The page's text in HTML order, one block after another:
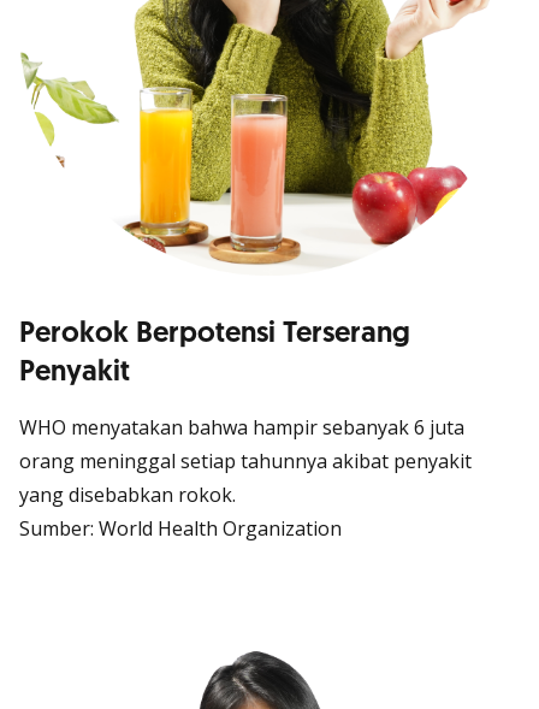
Perokok Berpotensi Terserang
Penyakit
WHO menyatakan bahwa hampir sebanyak 6 juta
orang meninggal setiap tahunnya akibat penyakit
yang disebabkan rokok.
Sumber: World Health Organization